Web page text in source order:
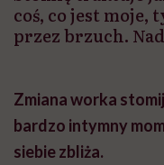
coś, co jest
przez brzuch.
Zmiana worka
bardzo intymny
siebie zbliża.